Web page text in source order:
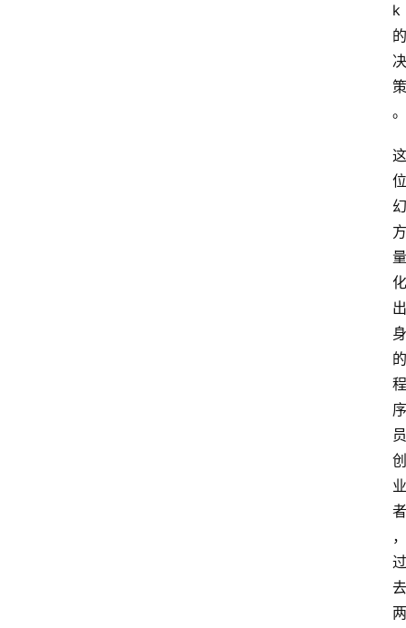
k
的
决
策
。
这
位
幻
方
量
化
出
身
的
程
序
员
创
业
者
，
过
去
两